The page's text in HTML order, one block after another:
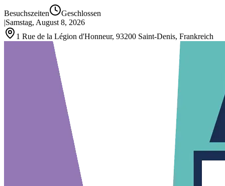
Besuchszeiten
Geschlossen
|Samstag, August 8, 2026
1 Rue de la Légion d'Honneur, 93200 Saint‑Denis, Frankreich